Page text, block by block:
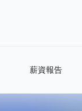
薪資報告